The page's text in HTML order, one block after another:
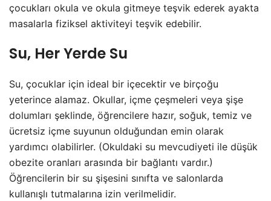
çocukları okula ve okula gitmeye teşvik ederek ayakta
masalarla fiziksel aktiviteyi teşvik edebilir.
Su, Her Yerde Su
Su, çocuklar için ideal bir içecektir ve birçoğu
yeterince alamaz. Okullar, içme çeşmeleri veya şişe
dolumları şeklinde, öğrencilere hazır, soğuk, temiz ve
ücretsiz içme suyunun olduğundan emin olarak
yardımcı olabilirler. (Okuldaki su mevcudiyeti ile düşük
obezite oranları arasında bir bağlantı vardır.)
Öğrencilerin bir su şişesini sınıfta ve salonlarda
kullanışlı tutmalarına izin verilmelidir.